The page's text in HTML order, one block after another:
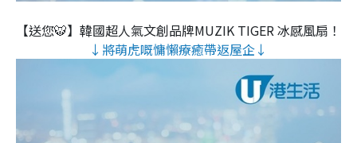
【送您🐯】韓國超人氣文創品牌MUZIK TIGER 冰感風扇！
↓將萌虎嘅慵懶療癒帶返屋企↓